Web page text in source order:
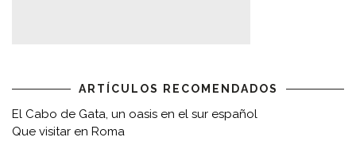
ARTÍCULOS RECOMENDADOS
El Cabo de Gata, un oasis en el sur español
Que visitar en Roma